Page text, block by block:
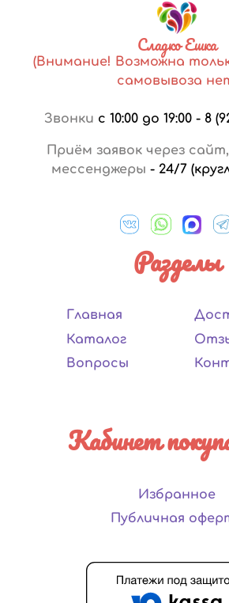
Сладко Ешка
(Внимание! Возможна
самовывоза
Звонки с 10:00 до 19:00 - 8
Приём заявок через
мессенджеры - 24/7
Разделы
Главная
Каталог
Вопросы
Кабинет
Избранное
Публичная